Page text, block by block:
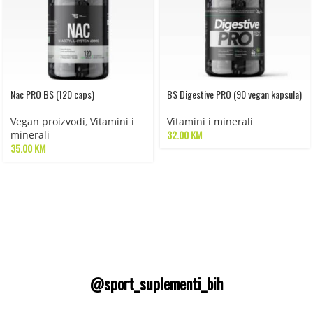
Nac PRO BS (120 caps)
Vegan proizvodi, Vitamini i
minerali
35.00KM
BS Digestive PRO (90 vegan kapsula)
Vitamini i minerali
32.00KM
@sport_suplementi_bih